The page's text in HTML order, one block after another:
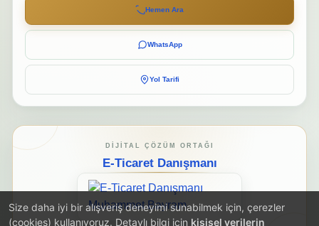
Size daha iyi bir alışveriş deneyimi sunabilmek için, çerezler
(cookies) kullanıyoruz. Detaylı bilgi için kişisel verilerin
Hemen Ara
WhatsApp
Yol Tarifi
DIJITAL ÇÖZÜM ORTAĞI
E-Ticaret Danışmanı